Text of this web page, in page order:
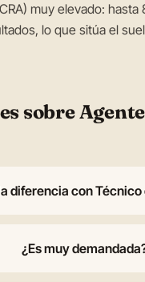
muy elevado: hasta
lo que sitúa el
sobre
diferencia con
¿Es muy